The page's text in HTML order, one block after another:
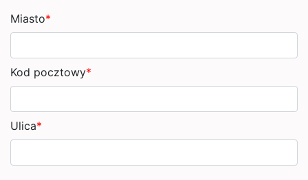
Miasto*
Kod pocztowy*
Ulica*